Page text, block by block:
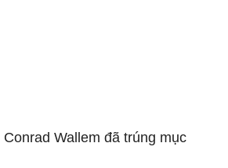
Conrad Wallem đã trúng mục